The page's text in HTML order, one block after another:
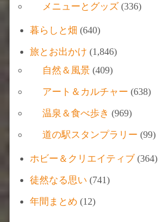
メニューとグッズ (336)
暮らしと畑 (640)
旅とお出かけ (1,846)
自然＆風景 (409)
アート＆カルチャー (638)
温泉＆食べ歩き (969)
道の駅スタンプラリー (99)
ホビー＆クリエイティブ (364)
徒然なる思い (741)
年間まとめ (12)